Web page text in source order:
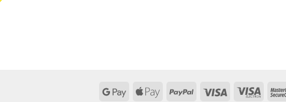
Google Apple
PayPal Visa
Visa